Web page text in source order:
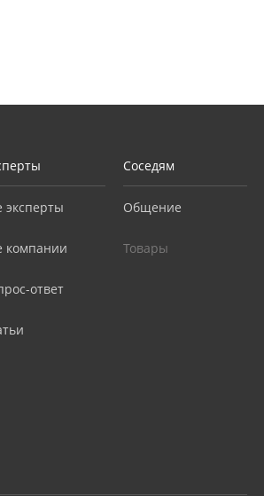
эксперты
компании
ответ
Соседям
Общение
Товары